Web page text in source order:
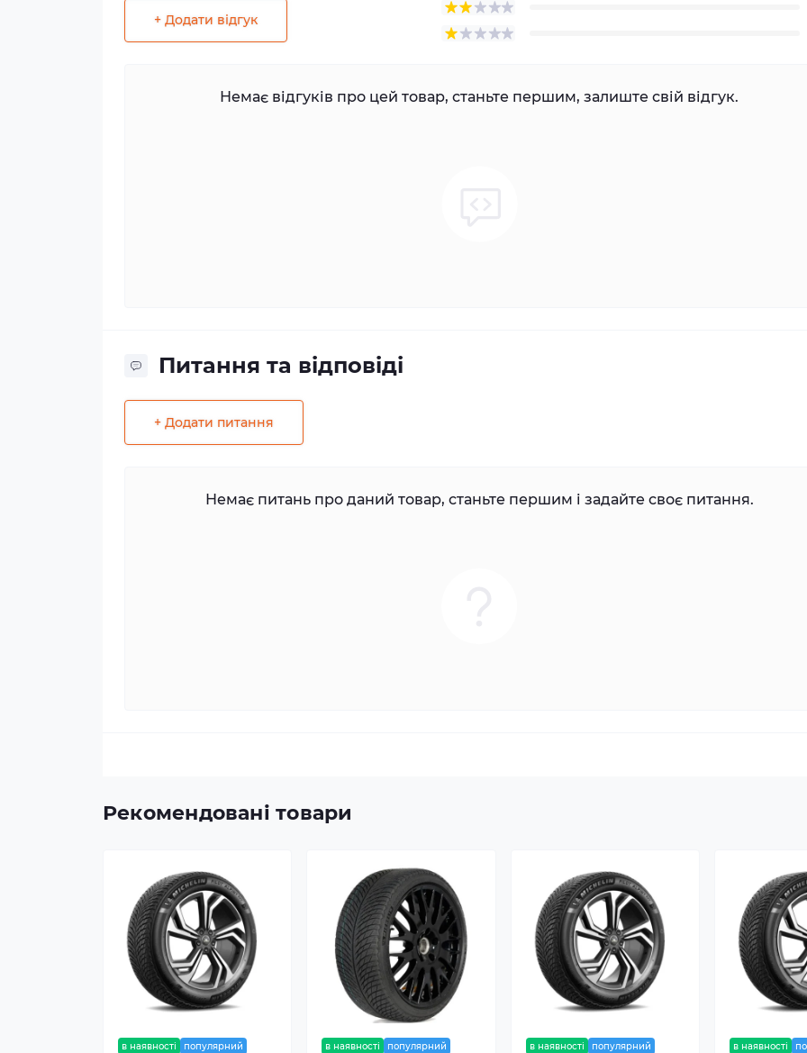
+ Додати відгук
Немає відгуків про цей товар, станьте першим, залиште свій відгук.
Питання та відповіді
+ Додати питання
Немає питань про даний товар, станьте першим і задайте своє питання.
Рекомендовані товари
в наявності популярний в наявності популярний в наявності популярний в наявності